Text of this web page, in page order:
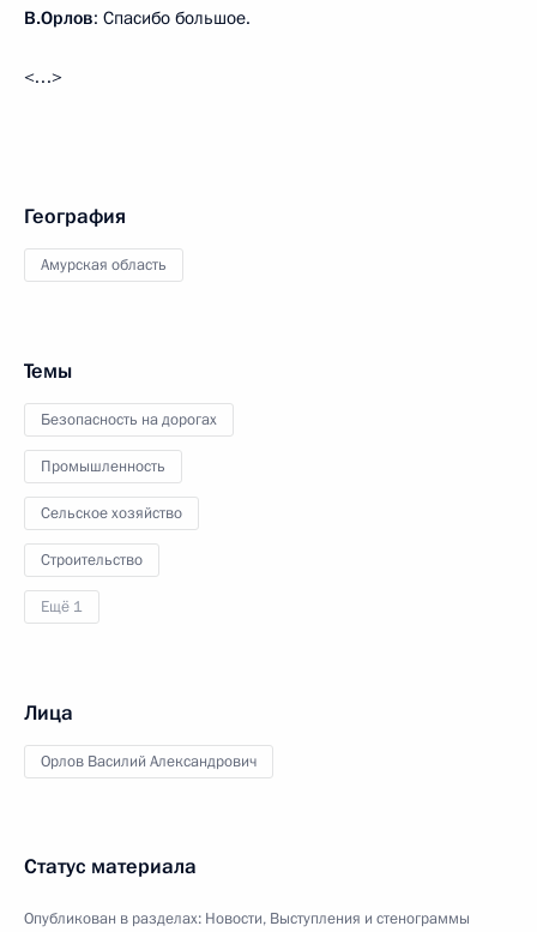
В.Орлов: Спасибо большое.
<…>
География
Амурская область
Темы
Безопасность на дорогах
Промышленность
Сельское хозяйство
Строительство
Ещё 1
Лица
Орлов Василий Александрович
Статус материала
Опубликован в разделах: Новости, Выступления и стенограммы